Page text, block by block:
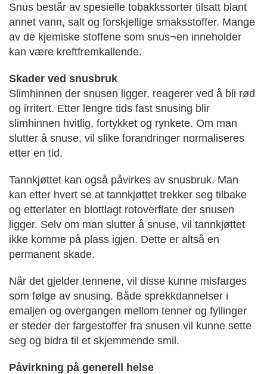
Snus består av spesielle tobakkssorter tilsatt blant
annet vann, salt og forskjellige smaksstoffer. Mange
av de kjemiske stoffene som snus¬en inneholder
kan være kreftfremkallende.
Skader ved snusbruk
Slimhinnen der snusen ligger, reagerer ved å bli rød
og irritert. Etter lengre tids fast snusing blir
slimhinnen hvitlig, fortykket og rynkete. Om man
slutter å snuse, vil slike forandringer normaliseres
etter en tid.
Tannkjøttet kan også påvirkes av snusbruk. Man
kan etter hvert se at tannkjøttet trekker seg tilbake
og etterlater en blottlagt rotoverflate der snusen
ligger. Selv om man slutter å snuse, vil tannkjøttet
ikke komme på plass igjen. Dette er altså en
permanent skade.
Når det gjelder tennene, vil disse kunne misfarges
som følge av snusing. Både sprekkdannelser i
emaljen og overgangen mellom tenner og fyllinger
er steder der fargestoffer fra snusen vil kunne sette
seg og bidra til et skjemmende smil.
Påvirkning på generell helse